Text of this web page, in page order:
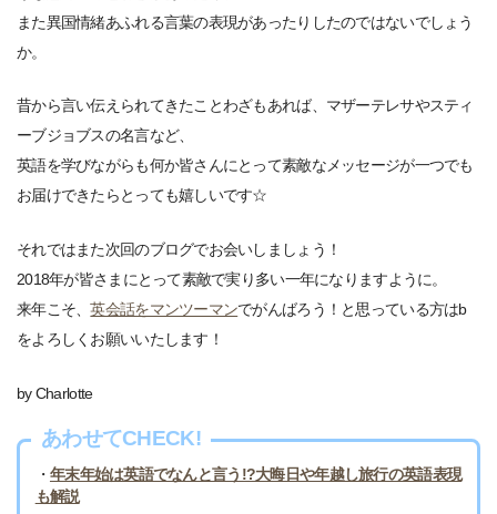
また異国情緒あふれる言葉の表現があったりしたのではないでしょう
か。
昔から言い伝えられてきたことわざもあれば、マザーテレサやスティ
ーブジョブスの名言など、
英語を学びながらも何か皆さんにとって素敵なメッセージが一つでも
お届けできたらとっても嬉しいです☆
それではまた次回のブログでお会いしましょう！
2018年が皆さまにとって素敵で実り多い一年になりますように。
来年こそ、英会話をマンツーマンでがんばろう！と思っている方はb
をよろしくお願いいたします！
by Charlotte
あわせてCHECK!
・ 年末年始は英語でなんと言う!?大晦日や年越し旅行の英語表現
も解説